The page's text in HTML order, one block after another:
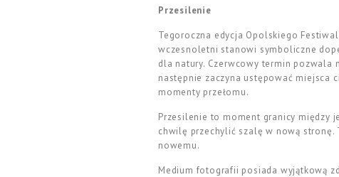
Przesilenie
Tegoroczna edycja Opolskiego
wczesnoletni stanowi symboliczne
dla natury. Czerwcowy termin pozwala
następnie zaczyna ustępować miejsca
momenty przełomu.
Przesilenie to moment granicy między
chwilę przechylić szalę w nową stronę.
nowemu.
Medium fotografii posiada wyjątkową